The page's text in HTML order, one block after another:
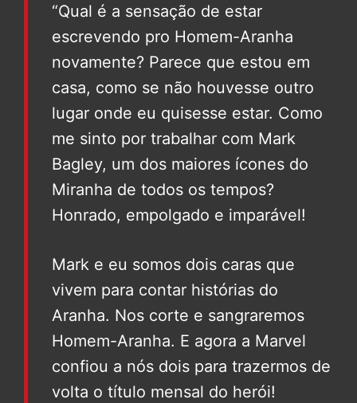
“Qual é a sensação de estar
escrevendo pro Homem-Aranha
novamente? Parece que estou em
casa, como se não houvesse outro
lugar onde eu quisesse estar. Como
me sinto por trabalhar com Mark
Bagley, um dos maiores ícones do
Miranha de todos os tempos?
Honrado, empolgado e imparável!
Mark e eu somos dois caras que
vivem para contar histórias do
Aranha. Nos corte e sangraremos
Homem-Aranha. E agora a Marvel
confiou a nós dois para trazermos de
volta o título mensal do herói!